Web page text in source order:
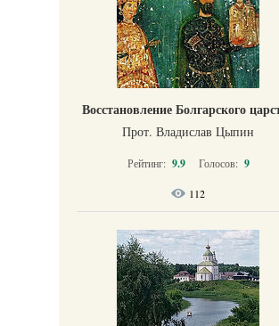
Восстановление Болгарского
Прот. Владислав Цыпин
Рейтинг: 9.9 Голосов: 9
112